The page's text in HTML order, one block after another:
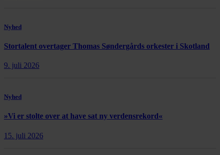
Nyhed
Stortalent overtager Thomas Søndergårds orkester i Skotland
9. juli 2026
Nyhed
»Vi er stolte over at have sat ny verdensrekord«
15. juli 2026